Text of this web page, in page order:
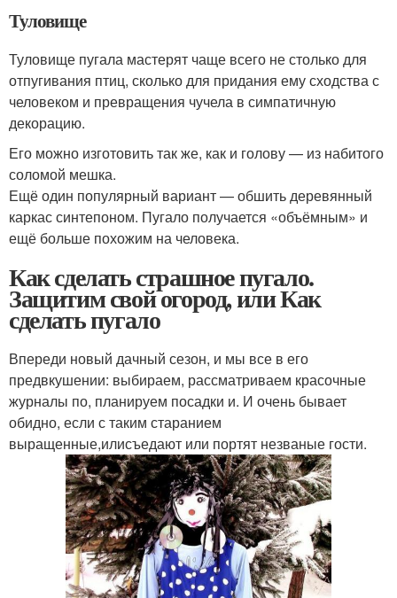
Туловище
Туловище пугала мастерят чаще всего не столько для
отпугивания птиц, сколько для придания ему сходства с
человеком и превращения чучела в симпатичную
декорацию.
Его можно изготовить так же, как и голову — из набитого
соломой мешка.
Ещё один популярный вариант — обшить деревянный
каркас синтепоном. Пугало получается «объёмным» и
ещё больше похожим на человека.
Как сделать страшное пугало.
Защитим свой огород, или Как
сделать пугало
Впереди новый дачный сезон, и мы все в его
предвкушении: выбираем, рассматриваем красочные
журналы по, планируем посадки и. И очень бывает
обидно, если с таким старанием
выращенные,илисъедают или портят незваные гости.